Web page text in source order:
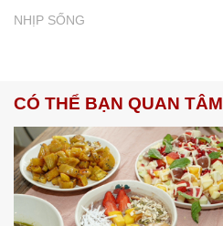
NHỊP SỐNG
CÓ THỂ BẠN QUAN TÂM